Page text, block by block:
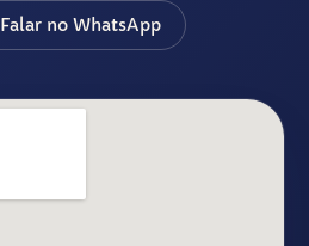
Falar no WhatsApp